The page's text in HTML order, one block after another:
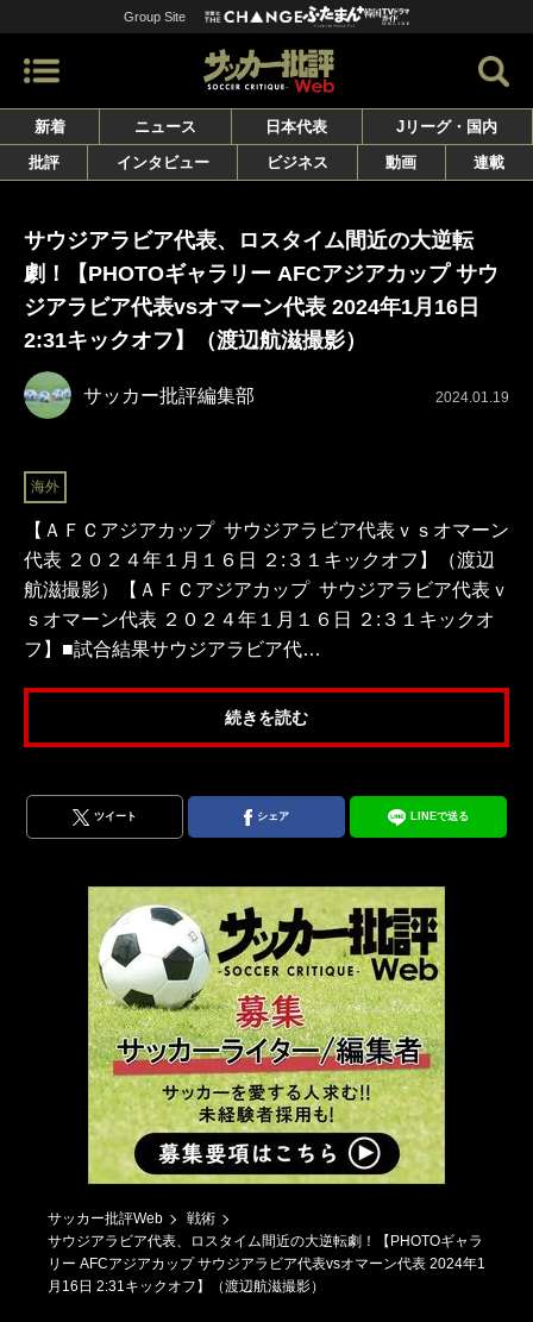
Group Site
新着 ニュース 日本代表
Jリーグ・国内
批評
インタビュー ビジネス 動画 連載
サウジアラビア代表、ロスタイム間近の大逆転
劇！【PHOTOギャラリー AFCアジアカップ サウ
ジアラビア代表vsオマーン代表 2024年1月16日
2:31キックオフ】（渡辺航滋撮影）
サッカー批評編集部 2024.01.19
海外
【ＡＦＣアジアカップ サウジアラビア代表ｖｓオマーン
代表 ２０２４年１月１６日 ２:３１キックオフ】（渡辺
航滋撮影）【ＡＦＣアジアカップ サウジアラビア代表ｖ
ｓオマーン代表 ２０２４年１月１６日 ２:３１キックオ
フ】■試合結果サウジアラビア代…
続きを読む
ツイート シェア LINEで送る
サッカー批評Web
戦術
サウジアラビア代表、ロスタイム間近の大逆転劇！【PHOTOギャラ
リー AFCアジアカップ サウジアラビア代表vsオマーン代表 2024年1
月16日 2:31キックオフ】（渡辺航滋撮影）